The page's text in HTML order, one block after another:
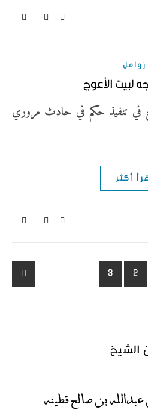
زوامل
لبيت الأعوج
في تنفيذ حكم في حادث مروري
أكثر
2
3
الشيخ
بن صالح قطينه